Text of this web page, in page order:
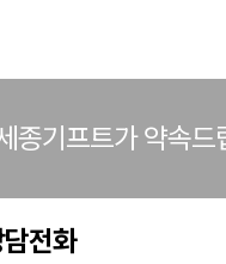
종기프트가 약속드
담전화